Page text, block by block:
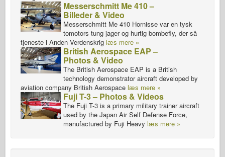
Messerschmitt Me 410 –
Billeder & Video
Messerschmitt Me 410 Hornisse var en tysk
tomotors tung jager og hurtig bombefly, der så
tjeneste i Anden Verdenskrig læs mere »
British Aerospace EAP –
Photos & Video
The British Aerospace EAP is a British
technology demonstrator aircraft developed by
aviation company British Aerospace læs mere »
Fuji T-3 – Photos & Videos
The Fuji T-3 is a primary military trainer aircraft
used by the Japan Air Self Defense Force,
manufactured by Fuji Heavy læs mere »